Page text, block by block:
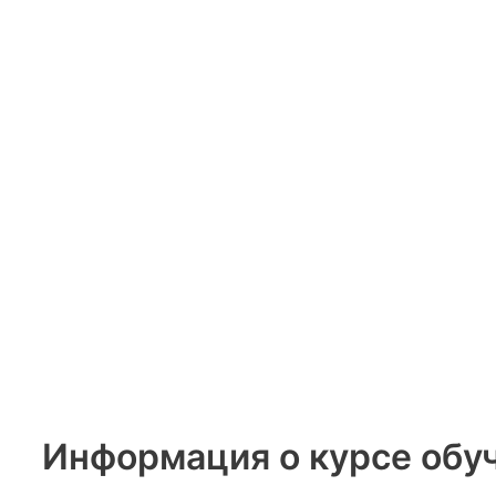
Информация о курсе